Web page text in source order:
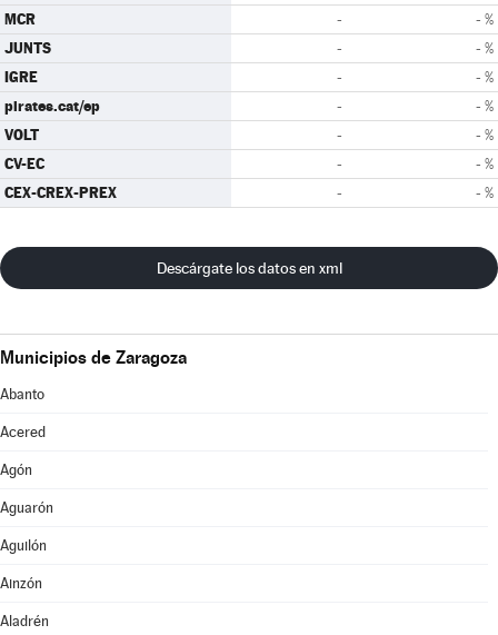
MCR - - %
JUNTS - - %
IGRE - - %
pirates.cat/ep - - %
VOLT - - %
CV-EC - - %
CEX-CREX-PREX - - %
Descárgate los datos en xml
Municipios de Zaragoza
Abanto
Acered
Agón
Aguarón
Aguilón
Ainzón
Aladrén